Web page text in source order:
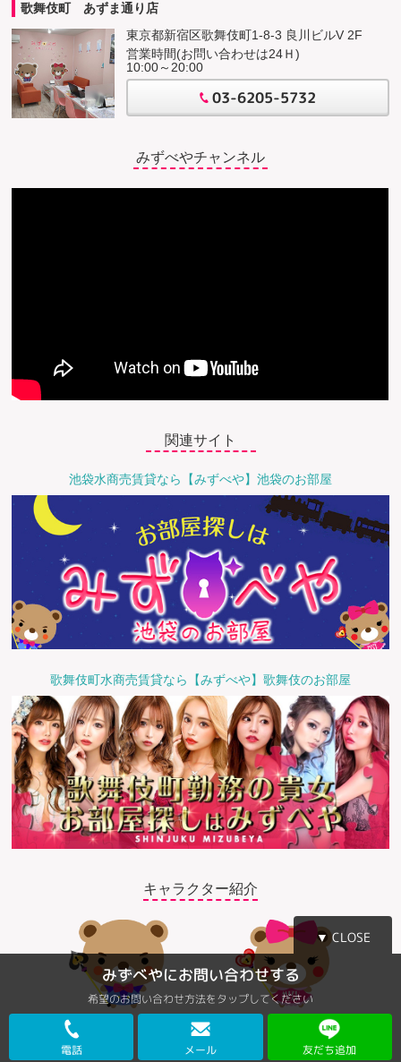
▼ CLOSE
みずべやにお問い合わせする
希望のお問い合わせ方法をタップしてください
電話 メール 友だち追加
歌舞伎町 あずま通り店
東京都新宿区歌舞伎町1-8-3 良川ビルV 2F
営業時間(お問い合わせは24Ｈ)
10:00～20:00
03-6205-5732
みずべやチャンネル
関連サイト
池袋水商売賃貸なら【みずべや】池袋のお部屋
歌舞伎町水商売賃貸なら【みずべや】歌舞伎のお部屋
キャラクター紹介
©2018 みずべや